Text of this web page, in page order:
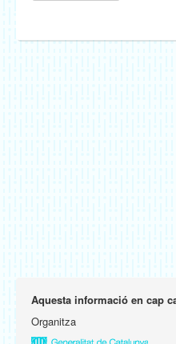
Aquesta informació en cap
Organitza